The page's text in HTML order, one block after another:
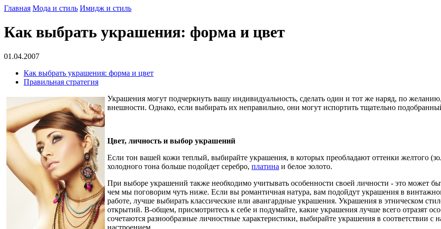
Главная Мода и стиль Имидж и стиль
Как выбрать украшения: форма и цвет
01.04.2007
Как выбрать украшения: форма и цвет
Правильная стратегия
Украшения могут подчеркнуть вашу индивидуальность, сделать один и тот же наряд, по
внешности. Однако, если выбирать их неправильно, они могут испортить тщательно
Цвет, личность и выбор украшений
Если тон вашей кожи теплый, выбирайте украшения, в которых преобладают оттенки желтого
холодного тона больше подойдет серебро, платина и белое золото.
При выборе украшений также необходимо учитывать особенности своей личности - это может
чем мы поговорим чуть ниже. Если вы романтичная натура, вам подойдут украшения в
работе, лучше выбирать классические или авангардные украшения. Украшения в этническом
открытий. В-общем, присмотритесь к себе и подумайте, какие украшения лучше всего отразят
сочетаются разнообразные личностные характеристики, выбирайте украшения в соответствии с
настроением.